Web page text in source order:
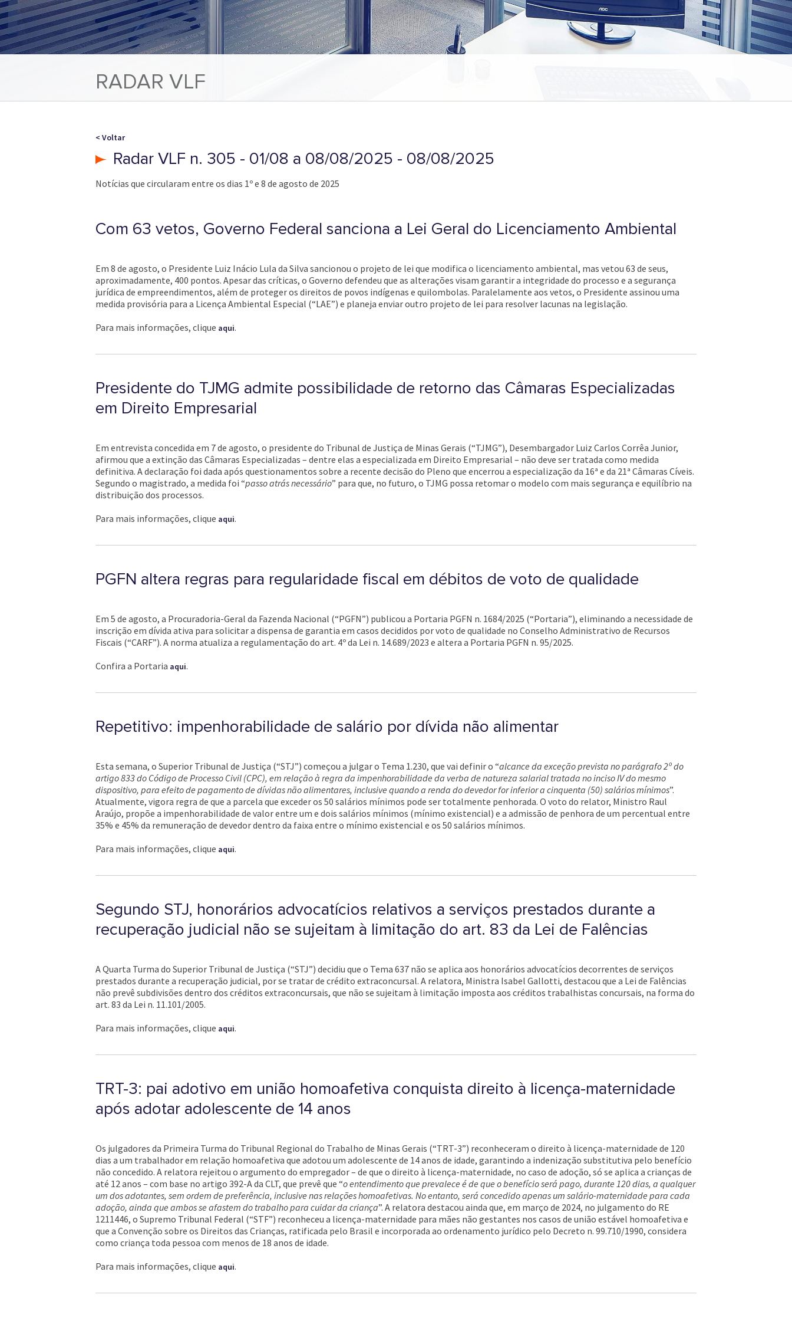
RADAR VLF
< Voltar
Radar VLF n. 305 - 01/08 a 08/08/2025 - 08/08/2025
Notícias que circularam entre os dias 1º e 8 de agosto de 2025
Com 63 vetos, Governo Federal sanciona a Lei Geral do Licenciamento Ambiental
Em 8 de agosto, o Presidente Luiz Inácio Lula da Silva sancionou o projeto de lei que modifica o licenciamento ambiental, mas vetou 63 de seus,
aproximadamente, 400 pontos. Apesar das críticas, o Governo defendeu que as alterações visam garantir a integridade do processo e a segurança
jurídica de empreendimentos, além de proteger os direitos de povos indígenas e quilombolas. Paralelamente aos vetos, o Presidente assinou uma
medida provisória para a Licença Ambiental Especial (“LAE”) e planeja enviar outro projeto de lei para resolver lacunas na legislação.
Para mais informações, clique aqui.
Presidente do TJMG admite possibilidade de retorno das Câmaras Especializadas
em Direito Empresarial
Em entrevista concedida em 7 de agosto, o presidente do Tribunal de Justiça de Minas Gerais (“TJMG”), Desembargador Luiz Carlos Corrêa Junior,
afirmou que a extinção das Câmaras Especializadas – dentre elas a especializada em Direito Empresarial – não deve ser tratada como medida
definitiva. A declaração foi dada após questionamentos sobre a recente decisão do Pleno que encerrou a especialização da 16ª e da 21ª Câmaras Cíveis.
Segundo o magistrado, a medida foi “passo atrás necessário” para que, no futuro, o TJMG possa retomar o modelo com mais segurança e equilíbrio na
distribuição dos processos.
Para mais informações, clique aqui.
PGFN altera regras para regularidade fiscal em débitos de voto de qualidade
Em 5 de agosto, a Procuradoria-Geral da Fazenda Nacional (“PGFN”) publicou a Portaria PGFN n. 1684/2025 (“Portaria”), eliminando a necessidade de
inscrição em dívida ativa para solicitar a dispensa de garantia em casos decididos por voto de qualidade no Conselho Administrativo de Recursos
Fiscais (“CARF”). A norma atualiza a regulamentação do art. 4º da Lei n. 14.689/2023 e altera a Portaria PGFN n. 95/2025.
Confira a Portaria aqui.
Repetitivo: impenhorabilidade de salário por dívida não alimentar
Esta semana, o Superior Tribunal de Justiça (“STJ”) começou a julgar o Tema 1.230, que vai definir o “alcance da exceção prevista no parágrafo 2º do
artigo 833 do Código de Processo Civil (CPC), em relação à regra da impenhorabilidade da verba de natureza salarial tratada no inciso IV do mesmo
dispositivo, para efeito de pagamento de dívidas não alimentares, inclusive quando a renda do devedor for inferior a cinquenta (50) salários mínimos”.
Atualmente, vigora regra de que a parcela que exceder os 50 salários mínimos pode ser totalmente penhorada. O voto do relator, Ministro Raul
Araújo, propõe a impenhorabilidade de valor entre um e dois salários mínimos (mínimo existencial) e a admissão de penhora de um percentual entre
35% e 45% da remuneração de devedor dentro da faixa entre o mínimo existencial e os 50 salários mínimos.
Para mais informações, clique aqui.
Segundo STJ, honorários advocatícios relativos a serviços prestados durante a
recuperação judicial não se sujeitam à limitação do art. 83 da Lei de Falências
A Quarta Turma do Superior Tribunal de Justiça (“STJ”) decidiu que o Tema 637 não se aplica aos honorários advocatícios decorrentes de serviços
prestados durante a recuperação judicial, por se tratar de crédito extraconcursal. A relatora, Ministra Isabel Gallotti, destacou que a Lei de Falências
não prevê subdivisões dentro dos créditos extraconcursais, que não se sujeitam à limitação imposta aos créditos trabalhistas concursais, na forma do
art. 83 da Lei n. 11.101/2005.
Para mais informações, clique aqui.
TRT-3: pai adotivo em união homoafetiva conquista direito à licença-maternidade
após adotar adolescente de 14 anos
Os julgadores da Primeira Turma do Tribunal Regional do Trabalho de Minas Gerais (“TRT-3”) reconheceram o direito à licença-maternidade de 120
dias a um trabalhador em relação homoafetiva que adotou um adolescente de 14 anos de idade, garantindo a indenização substitutiva pelo benefício
não concedido. A relatora rejeitou o argumento do empregador – de que o direito à licença-maternidade, no caso de adoção, só se aplica a crianças de
até 12 anos – com base no artigo 392-A da CLT, que prevê que “o entendimento que prevalece é de que o benefício será pago, durante 120 dias, a qualquer
um dos adotantes, sem ordem de preferência, inclusive nas relações homoafetivas. No entanto, será concedido apenas um salário-maternidade para cada
adoção, ainda que ambos se afastem do trabalho para cuidar da criança”. A relatora destacou ainda que, em março de 2024, no julgamento do RE
1211446, o Supremo Tribunal Federal (“STF”) reconheceu a licença-maternidade para mães não gestantes nos casos de união estável homoafetiva e
que a Convenção sobre os Direitos das Crianças, ratificada pelo Brasil e incorporada ao ordenamento jurídico pelo Decreto n. 99.710/1990, considera
como criança toda pessoa com menos de 18 anos de idade.
Para mais informações, clique aqui.